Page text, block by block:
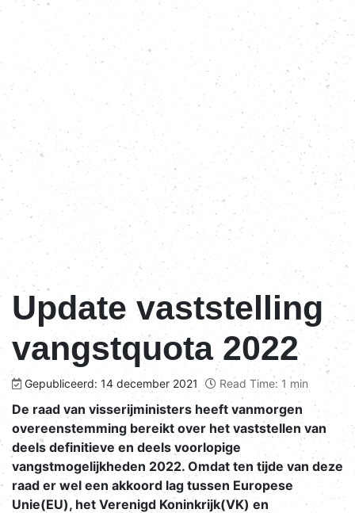
Update vaststelling
vangstquota 2022
Gepubliceerd: 14 december 2021 Read Time: 1 min
De raad van visserijministers heeft vanmorgen
overeenstemming bereikt over het vaststellen van
deels definitieve en deels voorlopige
vangstmogelijkheden 2022. Omdat ten tijde van deze
raad er wel een akkoord lag tussen Europese
Unie(EU), het Verenigd Koninkrijk(VK) en